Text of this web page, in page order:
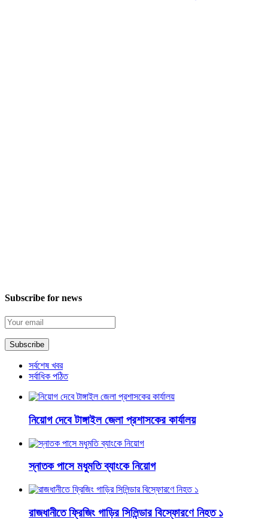
Subscribe for news
সর্বশেষ খবর
সর্বাধিক পঠিত
নিয়োগ দেবে টাঙ্গাইল জেলা প্রশাসকের কার্যালয়
স্নাতক পাসে মধুমতি ব্যাংকে নিয়োগ
রাজধানীতে ফ্রিজিং গাড়ির সিলিন্ডার বিস্ফোরণে নিহত ১